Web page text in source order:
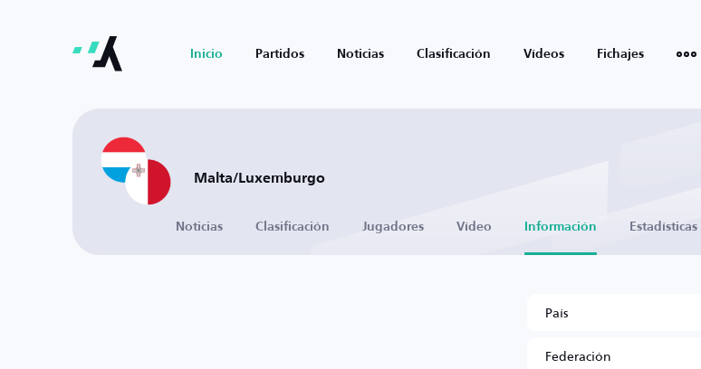
Inicio Partidos Noticias Clasificación Vídeos Fichajes
Malta/Luxemburgo
Noticias Clasificación Jugadores Vídeo Información Estadísticas
País
Federación